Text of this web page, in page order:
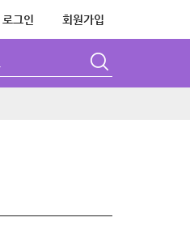
로그인 회원가입